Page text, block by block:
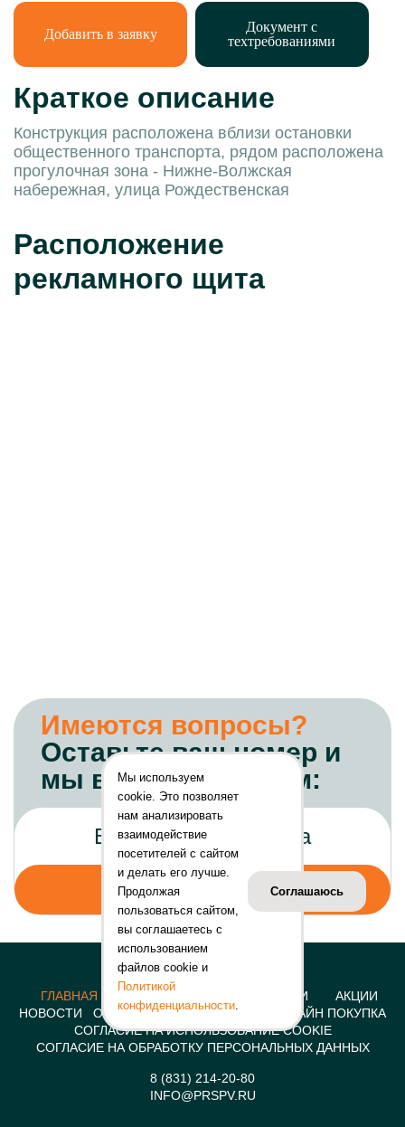
Добавить в заявку
Документ с
техтребованиями
Краткое описание
Конструкция расположена вблизи остановки
общественного транспорта, рядом расположена
прогулочная зона - Нижне-Волжская
набережная, улица Рождественская
Расположение
рекламного щита
Имеются вопросы?
Оставьте ваш номер и
мы вам перезвоним:
ГЛАВНАЯ УСЛУГИ
АКЦИИ
НОВОСТИ
О КОМПАНИИ КОНТАКТЫ
ОНЛАЙН ПОКУПКА
СОГЛАСИЕ НА ИСПОЛЬЗОВАНИЕ COOKIE
СОГЛАСИЕ НА ОБРАБОТКУ ПЕРСОНАЛЬНЫХ ДАННЫХ
8 (831) 214-20-80
INFO@PRSPV.RU
Мы используем
cookie. Это позволяет
нам анализировать
взаимодействие
посетителей с сайтом
и делать его лучше.
Продолжая
пользоваться сайтом,
вы соглашаетесь с
использованием
файлов cookie и
Политикой
конфиденциальности
Соглашаюсь